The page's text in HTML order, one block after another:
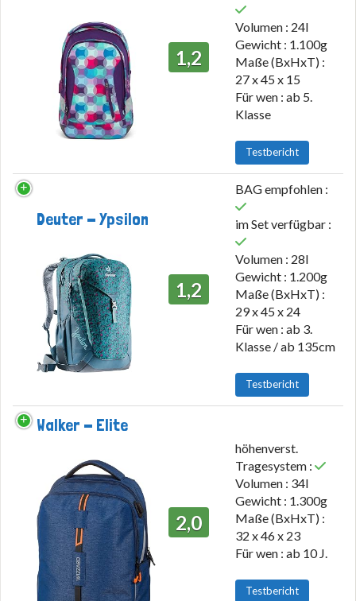
1,2
Volumen : 24l
Gewicht : 1.100g
Maße (BxHxT) :
27 x 45 x 15
Für wen : ab 5.
Klasse
Testbericht
Deuter - Ypsilon
1,2
BAG empfohlen :
im Set verfügbar :
Volumen : 28l
Gewicht : 1.200g
Maße (BxHxT) :
29 x 45 x 24
Für wen : ab 3.
Klasse / ab 135cm
Testbericht
Walker - Elite
2,0
höhenverst.
Tragesystem :
Volumen : 34l
Gewicht : 1.300g
Maße (BxHxT) :
32 x 46 x 23
Für wen : ab 10 J.
Testbericht